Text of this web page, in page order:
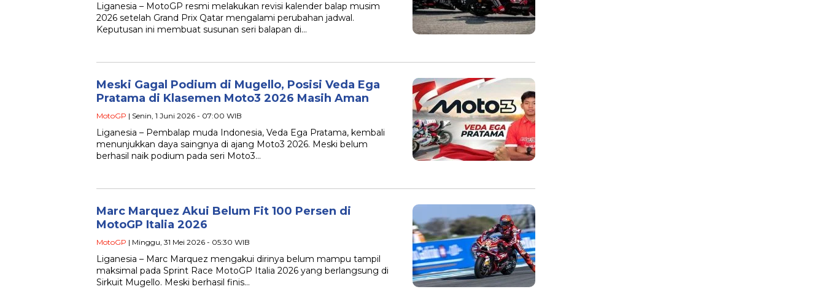
Liganesia – MotoGP resmi melakukan revisi kalender balap musim
2026 setelah Grand Prix Qatar mengalami perubahan jadwal.
Keputusan ini membuat susunan seri balapan di…
Meski Gagal Podium di Mugello, Posisi Veda Ega
Pratama di Klasemen Moto3 2026 Masih Aman
MotoGP | Senin, 1 Juni 2026 - 07:00 WIB
Liganesia – Pembalap muda Indonesia, Veda Ega Pratama, kembali
menunjukkan daya saingnya di ajang Moto3 2026. Meski belum
berhasil naik podium pada seri Moto3…
Marc Marquez Akui Belum Fit 100 Persen di
MotoGP Italia 2026
MotoGP | Minggu, 31 Mei 2026 - 05:30 WIB
Liganesia – Marc Marquez mengakui dirinya belum mampu tampil
maksimal pada Sprint Race MotoGP Italia 2026 yang berlangsung di
Sirkuit Mugello. Meski berhasil finis…